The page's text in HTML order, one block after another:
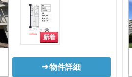
物件詳細